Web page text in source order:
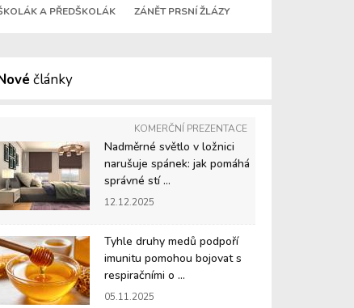
A PŘEDŠKOLÁK
ZÁNĚT PRSNÍ ŽLÁZY
články
KOMERČNÍ PREZENTACE
Nadměrné světlo v ložnici
narušuje spánek: jak pomáhá
správné stí ...
12.12.2025
Tyhle druhy medů podpoří
imunitu pomohou bojovat s
respiračními o ...
05.11.2025